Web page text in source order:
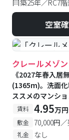
築25年／RC7
空室
#予約受付中
クレールメゾン
《2027年春入居
(1365m)。洗面
ススメのマンシ
賃料 4.95万円
敷金 70,000円
礼金
なし